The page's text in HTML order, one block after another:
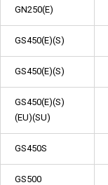
GN250(E)
GS450(E)(S)
GS450(E)(S)
GS450(E)(S)
(EU)(SU)
GS450S
GS500